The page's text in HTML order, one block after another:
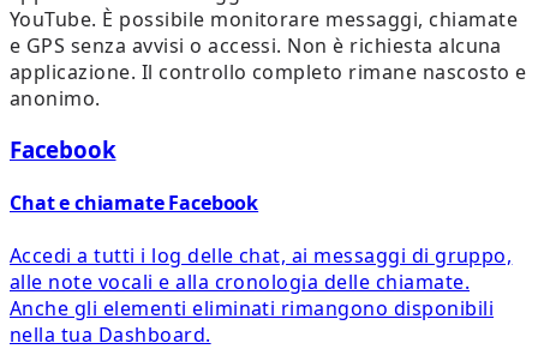
YouTube. È possibile monitorare messaggi, chiamate
e GPS senza avvisi o accessi. Non è richiesta alcuna
applicazione. Il controllo completo rimane nascosto e
anonimo.
Facebook
Chat e chiamate Facebook
Accedi a tutti i log delle chat, ai messaggi di gruppo,
alle note vocali e alla cronologia delle chiamate.
Anche gli elementi eliminati rimangono disponibili
nella tua Dashboard.